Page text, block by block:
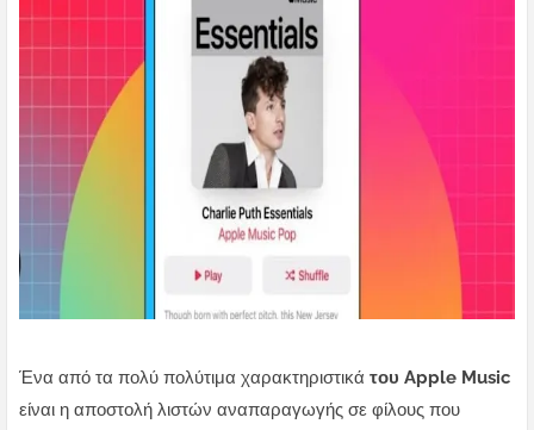
Ένα από τα πολύ πολύτιμα χαρακτηριστικά του Apple Music
είναι η αποστολή λιστών αναπαραγωγής σε φίλους που